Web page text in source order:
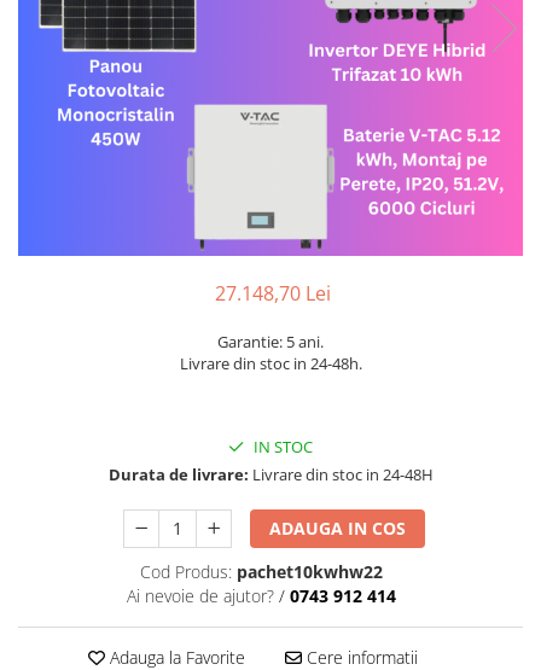
Tuburi LED
Lămpi de Birou
Oglinzi LED
27.148,70 Lei
Garantie: 5 ani.
Livrare din stoc in 24-48h.
IN STOC
Durata de livrare: Livrare din stoc in 24-48H
ADAUGA IN COS
Cod Produs: pachet10kwhw22
Ai nevoie de ajutor? / 0743 912 414
Adauga la Favorite Cere informatii